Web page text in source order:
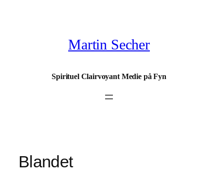
Martin Secher
Spirituel Clairvoyant Medie på Fyn
Blandet